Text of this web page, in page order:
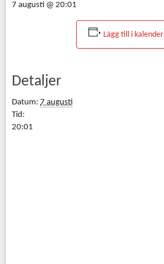
7 augusti @ 20:01
Lägg till i kalender
Detaljer
Datum: 7 augusti
Tid:
20:01